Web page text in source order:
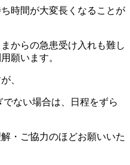
時間が大変長くなることが
からの急患受け入れも難し
願います。
、
ない場合は、日程をずら
・ご協力のほどお願いいた